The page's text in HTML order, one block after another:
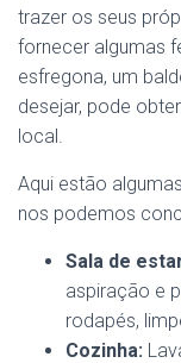
trazer os seus
fornecer algumas
esfregona, um
desejar, pode
local.
Aqui estão
nos podemos
Sala de
aspiração e
rodapés,
Cozinha: